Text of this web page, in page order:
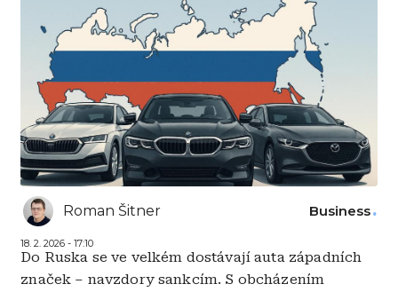
Roman Šitner
18. 2. 2026 - 17:10
Business
Do Ruska se ve velkém dostávají auta západních
značek – navzdory sankcím. S obcházením